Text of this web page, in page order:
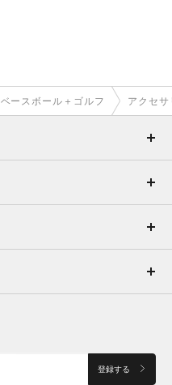
ベースボール＋ゴルフ アクセサ
登録する